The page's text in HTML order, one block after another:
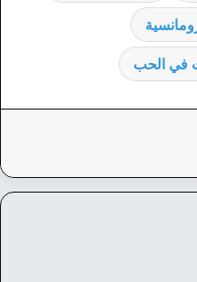
في الحب